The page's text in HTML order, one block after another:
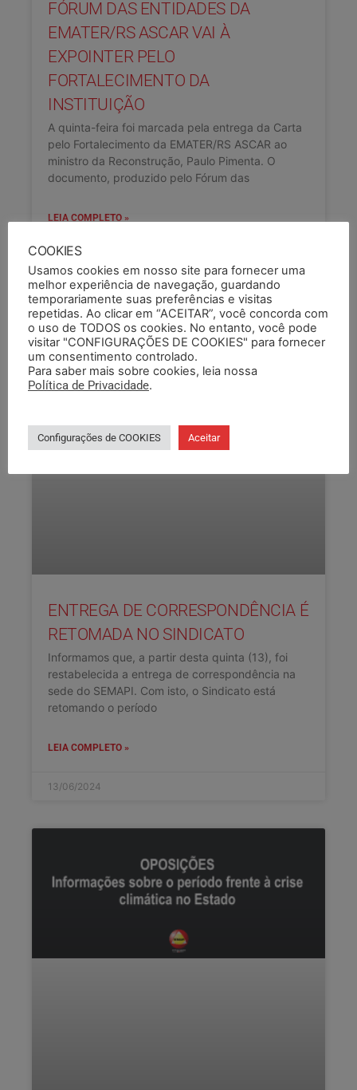
FÓRUM DAS ENTIDADES DA
EMATER/RS ASCAR VAI À
EXPOINTER PELO
FORTALECIMENTO DA
INSTITUIÇÃO
A quinta-feira foi marcada pela entrega da Carta
pelo Fortalecimento da EMATER/RS ASCAR ao
ministro da Reconstrução, Paulo Pimenta. O
documento, produzido pelo Fórum das
LEIA COMPLETO »
29/08/2024
ENTREGA DE CORRESPONDÊNCIA É
RETOMADA NO SINDICATO
Informamos que, a partir desta quinta (13), foi
restabelecida a entrega de correspondência na
sede do SEMAPI. Com isto, o Sindicato está
retomando o período
LEIA COMPLETO »
13/06/2024
COOKIES
Usamos cookies em nosso site para fornecer uma
melhor experiência de navegação, guardando
temporariamente suas preferências e visitas
repetidas. Ao clicar em “ACEITAR”, você concorda com
o uso de TODOS os cookies. No entanto, você pode
visitar "CONFIGURAÇÕES DE COOKIES" para fornecer
um consentimento controlado.
Para saber mais sobre cookies, leia nossa
Política de Privacidade.
Configurações de COOKIES Aceitar